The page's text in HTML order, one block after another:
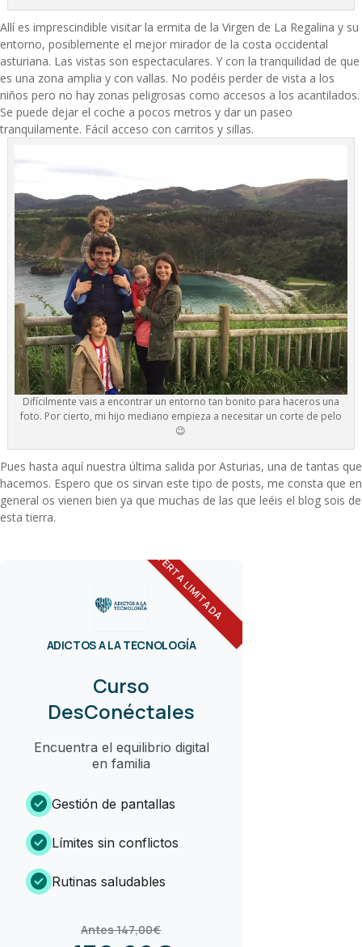
Allí es imprescindible visitar la ermita de la Virgen de La Regalina y su
entorno, posiblemente el mejor mirador de la costa occidental
asturiana. Las vistas son espectaculares. Y con la tranquilidad de que
es una zona amplia y con vallas. No podéis perder de vista a los
niños pero no hay zonas peligrosas como accesos a los acantilados.
Se puede dejar el coche a pocos metros y dar un paseo
tranquilamente. Fácil acceso con carritos y sillas.
Difícilmente vais a encontrar un entorno tan bonito para haceros una
foto. Por cierto, mi hijo mediano empieza a necesitar un corte de pelo
😉
Pues hasta aquí nuestra última salida por Asturias, una de tantas que
hacemos. Espero que os sirvan este tipo de posts, me consta que en
general os vienen bien ya que muchas de las que leéis el blog sois de
esta tierra.
OFERTA LIMITADA
ADICTOS A LA TECNOLOGÍA
Curso
DesConéctales
Encuentra el equilibrio digital
en familia
check_circle Gestión de pantallas
check_circle Límites sin conflictos
check_circle Rutinas saludables
Antes 147,00€